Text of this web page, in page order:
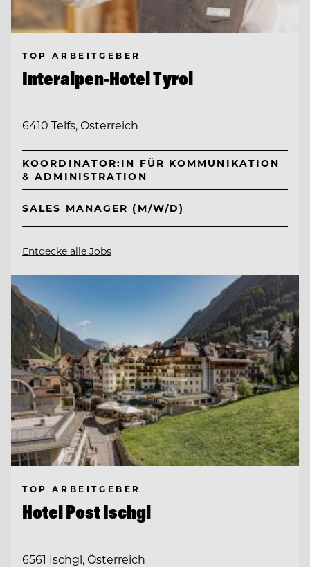
TOP ARBEITGEBER
Interalpen-Hotel Tyrol
6410 Telfs, Österreich
KOORDINATOR:IN FÜR KOMMUNIKATION
& ADMINISTRATION
SALES MANAGER (M/W/D)
Entdecke alle Jobs
TOP ARBEITGEBER
Hotel Post Ischgl
6561 Ischgl, Österreich